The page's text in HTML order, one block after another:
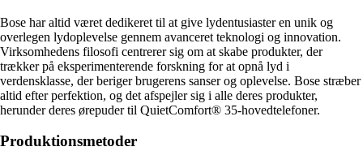
Bose har altid været dedikeret til at give lydentusiaster en unik og
overlegen lydoplevelse gennem avanceret teknologi og innovation.
Virksomhedens filosofi centrerer sig om at skabe produkter, der
trækker på eksperimenterende forskning for at opnå lyd i
verdensklasse, der beriger brugerens sanser og oplevelse. Bose stræber
altid efter perfektion, og det afspejler sig i alle deres produkter,
herunder deres ørepuder til QuietComfort® 35-hovedtelefoner.
Produktionsmetoder